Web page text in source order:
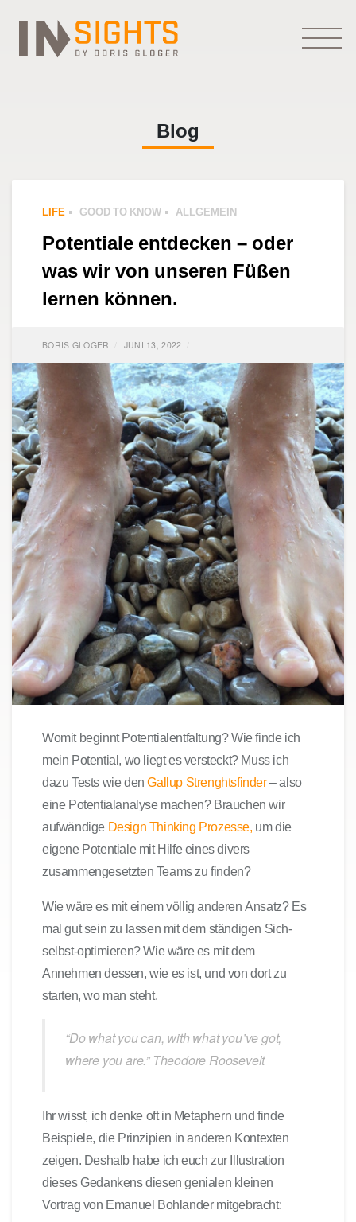
Blog
LIFE GOOD TO KNOW ALLGEMEIN
Potentiale entdecken – oder
was wir von unseren Füßen
lernen können.
BORIS GLOGER JUNI 13, 2022
Womit beginnt Potentialentfaltung? Wie finde ich
mein Potential, wo liegt es versteckt? Muss ich
dazu Tests wie denGallup Strenghtsfinder– also
eine Potentialanalyse machen? Brauchen wir
aufwändige Design Thinking Prozesse, um die
eigene Potentiale mit Hilfe eines divers
zusammengesetzten Teams zu finden?
Wie wäre es mit einem völlig anderen Ansatz? Es
mal gut sein zu lassen mit dem ständigen Sich-
selbst-optimieren? Wie wäre es mit dem
Annehmen dessen, wie es ist, und von dort zu
starten, wo man steht.
“Do what you can, with what you’ve got,
where you are.” Theodore Roosevelt
Ihr wisst, ich denke oft in Metaphern und finde
Beispiele, die Prinzipien in anderen Kontexten
zeigen. Deshalb habe ich euch zur Illustration
dieses Gedankens diesen genialen kleinen
Vortrag von Emanuel Bohlander mitgebracht: